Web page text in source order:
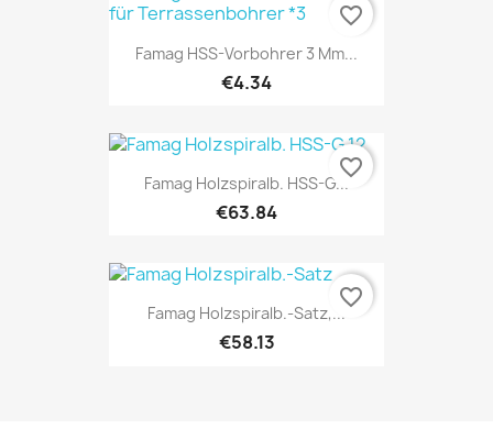
Famag HSS-Vorbohrer 3 Mm...
€4.34
favorite_border
Famag Holzspiralb. HSS-G...
€63.84
favorite_border
Famag Holzspiralb.-Satz,...
€58.13
favorite_border